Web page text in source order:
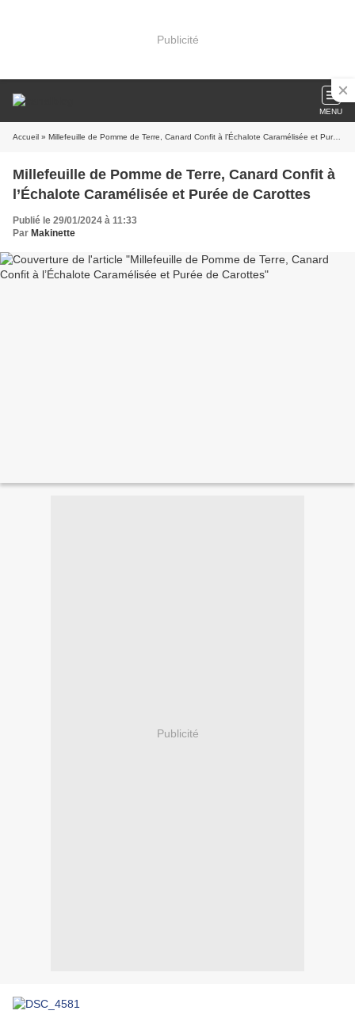
Publicité
MENU
Accueil » Millefeuille de Pomme de Terre, Canard Confit à l’Échalote Caramélisée et Purée de Carottes
Millefeuille de Pomme de Terre, Canard Confit à
l’Échalote Caramélisée et Purée de Carottes
Publié le 29/01/2024 à 11:33
Par Makinette
Publicité